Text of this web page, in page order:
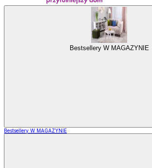
Bestsellery W MAGAZYNIE
Bestsellery W MAGAZYNIE